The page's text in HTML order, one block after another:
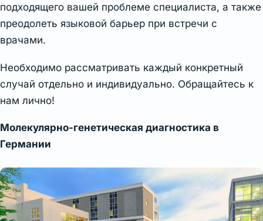
подходящего вашей проблеме специалиста, а также
преодолеть языковой барьер при встречи с
врачами.
Необходимо рассматривать каждый конкретный
случай отдельно и индивидуально. Обращайтесь к
нам лично!
Молекулярно-генетическая диагностика в
Германии